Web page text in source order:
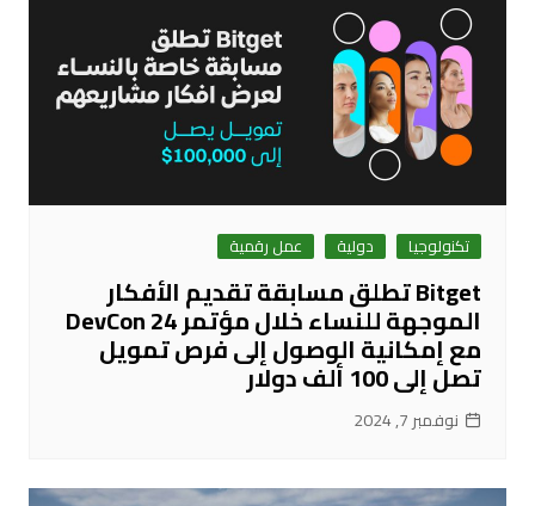
تكنولوجيا دولية عمل رقمية
Bitget تطلق مسابقة تقديم الأفكار
الموجهة للنساء خلال مؤتمر DevCon 24
مع إمكانية الوصول إلى فرص تمويل
تصل إلى 100 ألف دولار
نوفمبر 7, 2024